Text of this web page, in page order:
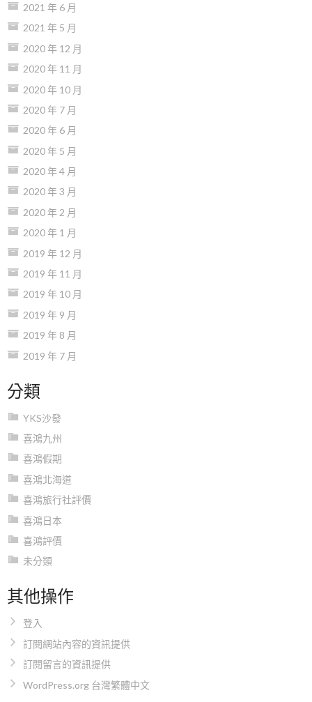
2021 年 6 月
2021 年 5 月
2020 年 12 月
2020 年 11 月
2020 年 10 月
2020 年 7 月
2020 年 6 月
2020 年 5 月
2020 年 4 月
2020 年 3 月
2020 年 2 月
2020 年 1 月
2019 年 12 月
2019 年 11 月
2019 年 10 月
2019 年 9 月
2019 年 8 月
2019 年 7 月
分類
YKS沙發
喜鴻九州
喜鴻假期
喜鴻北海道
喜鴻旅行社評價
喜鴻日本
喜鴻評價
未分類
其他操作
登入
訂閱網站內容的資訊提供
訂閱留言的資訊提供
WordPress.org 台灣繁體中文